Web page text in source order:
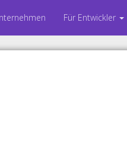
Für Entwickler